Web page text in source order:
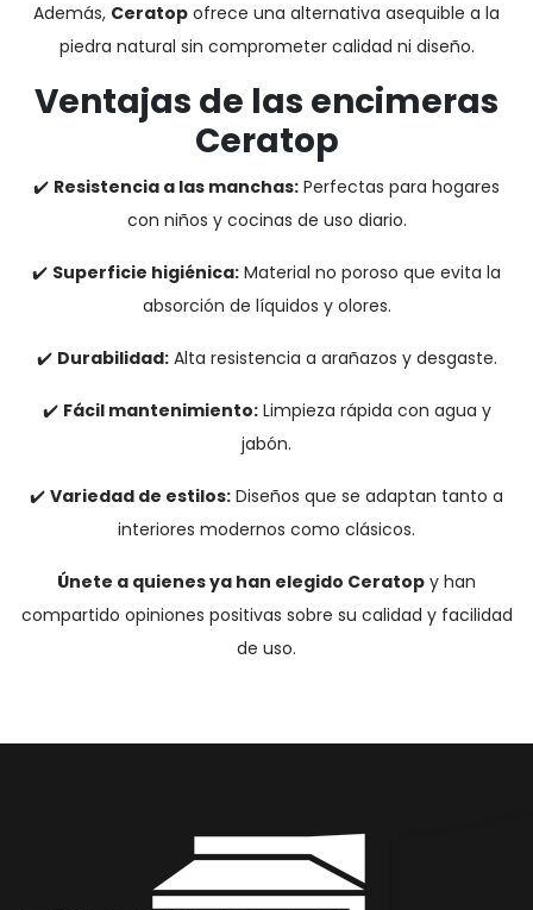
Además, Ceratop ofrece una alternativa asequible a la
piedra natural sin comprometer calidad ni diseño.
Ventajas de las encimeras
Ceratop
✔️ Resistencia a las manchas: Perfectas para hogares
con niños y cocinas de uso diario.
✔️ Superficie higiénica: Material no poroso que evita la
absorción de líquidos y olores.
✔️ Durabilidad:Alta resistencia a arañazos y desgaste.
✔️ Fácil mantenimiento:Limpieza rápida con agua y
jabón.
✔️ Variedad de estilos: Diseños que se adaptan tanto a
interiores modernos como clásicos.
Únete a quienes ya han elegido Ceratop y han
compartido opiniones positivas sobre su calidad y facilidad
de uso.